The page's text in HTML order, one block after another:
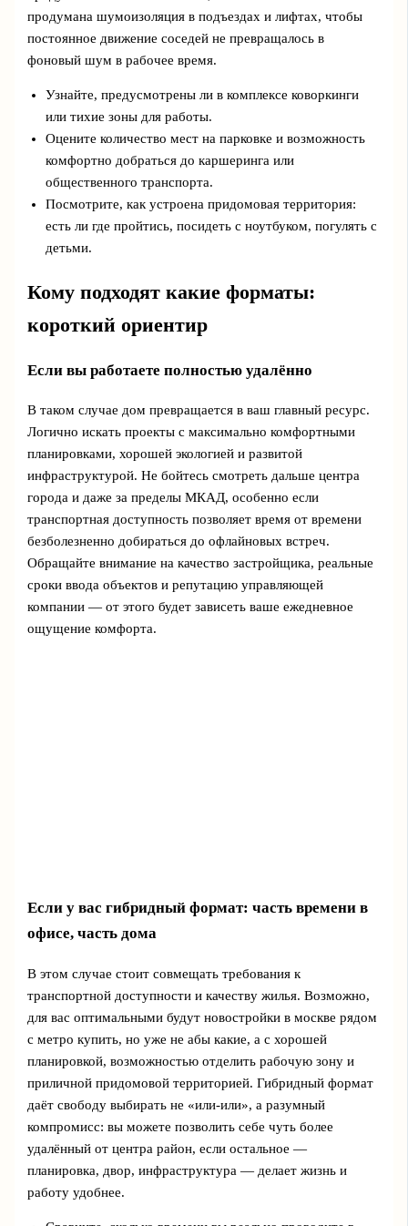
продумана шумоизоляция в подъездах и лифтах, чтобы
постоянное движение соседей не превращалось в
фоновый шум в рабочее время.
Узнайте, предусмотрены ли в комплексе коворкинги
или тихие зоны для работы.
Оцените количество мест на парковке и возможность
комфортно добраться до каршеринга или
общественного транспорта.
Посмотрите, как устроена придомовая территория:
есть ли где пройтись, посидеть с ноутбуком, погулять с
детьми.
Кому подходят какие форматы:
короткий ориентир
Если вы работаете полностью удалённо
В таком случае дом превращается в ваш главный ресурс.
Логично искать проекты с максимально комфортными
планировками, хорошей экологией и развитой
инфраструктурой. Не бойтесь смотреть дальше центра
города и даже за пределы МКАД, особенно если
транспортная доступность позволяет время от времени
безболезненно добираться до офлайновых встреч.
Обращайте внимание на качество застройщика, реальные
сроки ввода объектов и репутацию управляющей
компании — от этого будет зависеть ваше ежедневное
ощущение комфорта.
Если у вас гибридный формат: часть времени в
офисе, часть дома
В этом случае стоит совмещать требования к
транспортной доступности и качеству жилья. Возможно,
для вас оптимальными будут новостройки в москве рядом
с метро купить, но уже не абы какие, а с хорошей
планировкой, возможностью отделить рабочую зону и
приличной придомовой территорией. Гибридный формат
даёт свободу выбирать не «или-или», а разумный
компромисс: вы можете позволить себе чуть более
удалённый от центра район, если остальное —
планировка, двор, инфраструктура — делает жизнь и
работу удобнее.